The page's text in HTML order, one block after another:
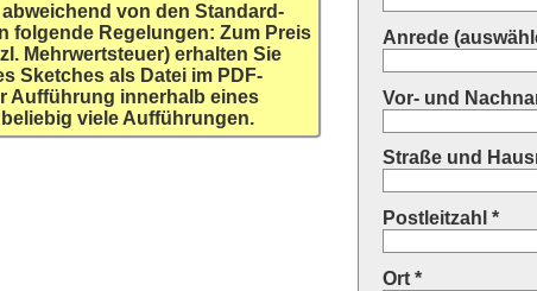
von den Standard-
folgende Regelungen: Zum Preis
Mehrwertsteuer) erhalten Sie
Sketches als Datei im PDF-
Aufführung innerhalb eines
viele Aufführungen.
Anrede
Vor- und
Straße und
Postleitzahl *
Ort *